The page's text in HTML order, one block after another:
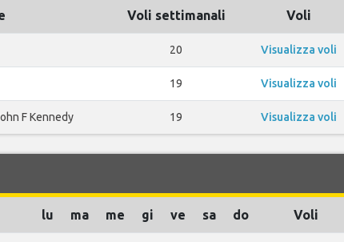
Voli settimanali Voli
20 Visualizza voli
19 Visualizza voli
F Kennedy 19 Visualizza voli
lu ma me gi ve sa do Voli